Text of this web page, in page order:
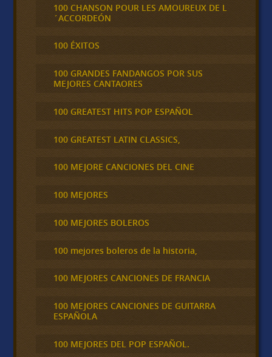
100 CHANSON POUR LES AMOUREUX DE L
´ACCORDEÓN
100 ÉXITOS
100 GRANDES FANDANGOS POR SUS
MEJORES CANTAORES
100 GREATEST HITS POP ESPAÑOL
100 GREATEST LATIN CLASSICS,
100 MEJORE CANCIONES DEL CINE
100 MEJORES
100 MEJORES BOLEROS
100 mejores boleros de la historia,
100 MEJORES CANCIONES DE FRANCIA
100 MEJORES CANCIONES DE GUITARRA
ESPAÑOLA
100 MEJORES DEL POP ESPAÑOL.